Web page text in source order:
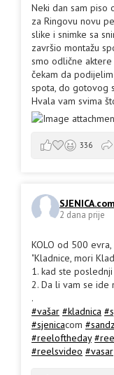
Neki dan sam piso
za Ringovu novu
slike i snimke sa
završio montažu
smo odlične aktere
čekam da
spota, do gotovog
Hvala vam svima
336
SJENICA.com
2 dana prije
KOLO od 500
"Kladnice, mori
1. kad ste
2. Da li vam se ide
.
#vašar #kladnica
#sjenicacom
#reeloftheday
#reelsvideo #vasar